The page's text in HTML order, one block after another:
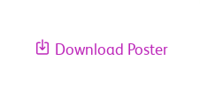
Download Poster